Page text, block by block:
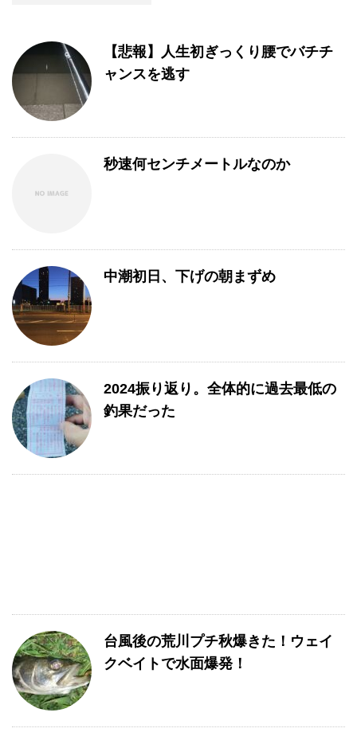
【悲報】人生初ぎっくり腰でバチチ
ャンスを逃す
秒速何センチメートルなのか
中潮初日、下げの朝まずめ
2024振り返り。全体的に過去最低の
釣果だった
台風後の荒川プチ秋爆きた！ウェイ
クベイトで水面爆発！